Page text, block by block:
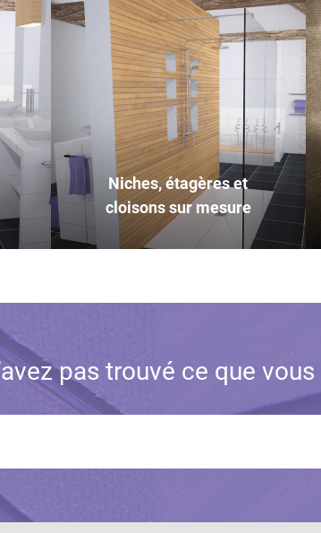
Niches, étagères et
cloisons sur mesure
pas trouvé ce que